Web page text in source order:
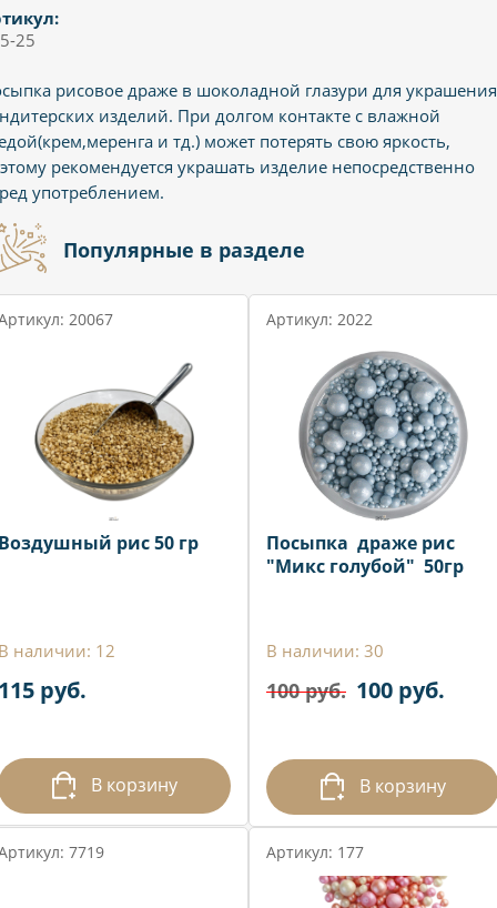
25
рисовое драже в шоколадной глазури для украшения
изделий. При долгом контакте с влажной
и тд.) может потерять свою яркость,
рекомендуется украшать изделие непосредственно
употреблением.
Популярные в разделе
20067
рис 50 гр
наличии: 12
руб.
В корзину
Артикул: 2022
Посыпка драже рис
"Микс голубой" 50гр
В наличии: 30
100 руб. 100 руб.
В корзину
7719 Артикул: 177